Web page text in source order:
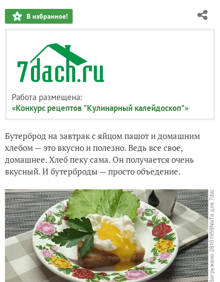
В избранное!
Работа размещена:
«Конкурс рецептов "Кулинарный калейдоскоп"»
Бутерброд на завтрак с яйцом пашот и домашним
хлебом — это вкусно и полезно. Ведь все свое,
домашнее. Хлеб пеку сама. Он получается очень
вкусный. И бутерброды — просто объедение.